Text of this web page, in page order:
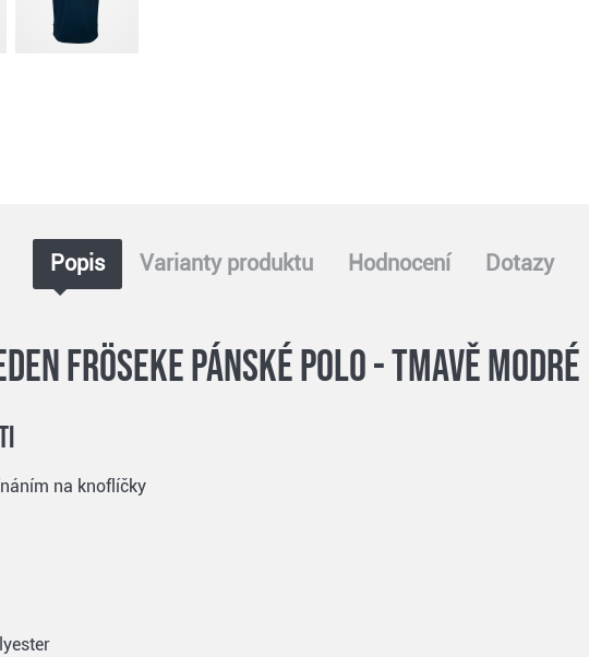
Popis Varianty produktu Hodnocení Dotazy
Fröseke pánské polo - tmavě modré
na knoflíčky